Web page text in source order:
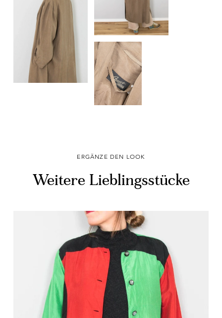
ERGÄNZE DEN LOOK
Weitere Lieblingsstücke